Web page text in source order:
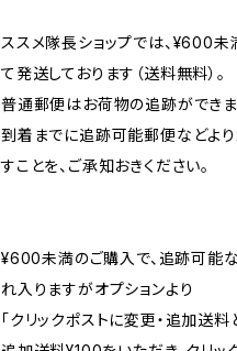
ススメ隊長ショップでは、¥600
て発送しております（送料無料）。
普通郵便はお荷物の追跡ができま
到着までに追跡可能郵便などよ
すことを、ご承知おきください。
¥600未満のご購入で、追跡可能
れ入りますがオプションより
「クリックポストに変更・追加送料